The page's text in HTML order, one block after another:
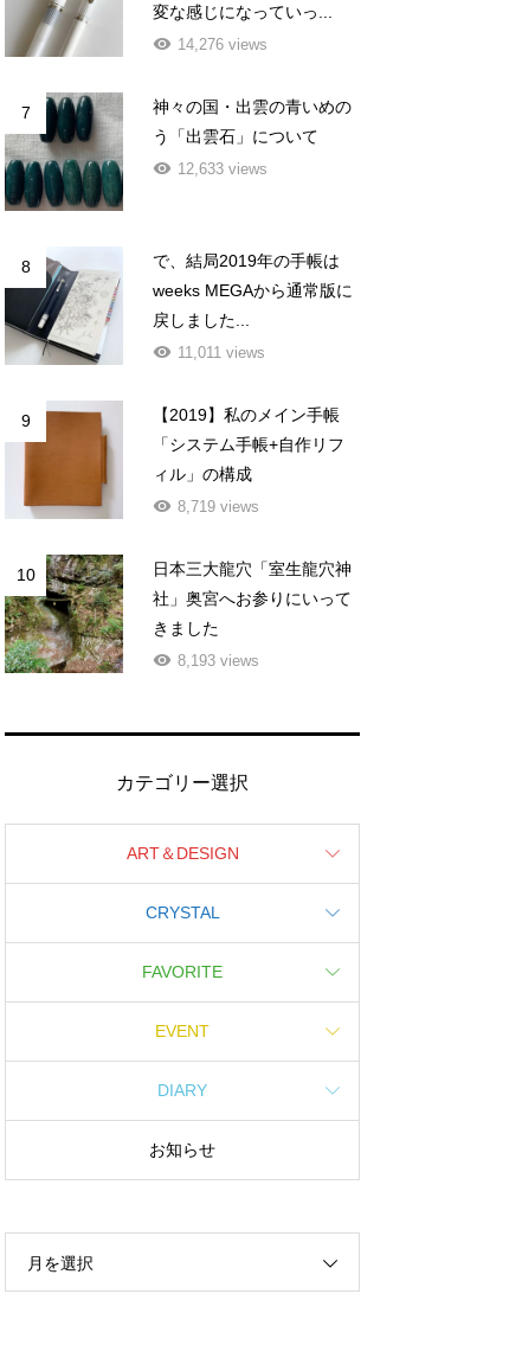
変な感じになっていっ...
14,276 views
7
神々の国・出雲の青いめの
う「出雲石」について
12,633 views
8
で、結局2019年の手帳は
weeks MEGAから通常版に
戻しました...
11,011 views
9
【2019】私のメイン手帳
「システム手帳+自作リフ
ィル」の構成
8,719 views
10
日本三大龍穴「室生龍穴神
社」奥宮へお参りにいって
きました
8,193 views
カテゴリー選択
ART＆DESIGN
CRYSTAL
FAVORITE
EVENT
DIARY
お知らせ
月を選択